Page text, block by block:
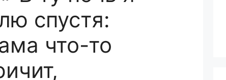
спустя:
что-то